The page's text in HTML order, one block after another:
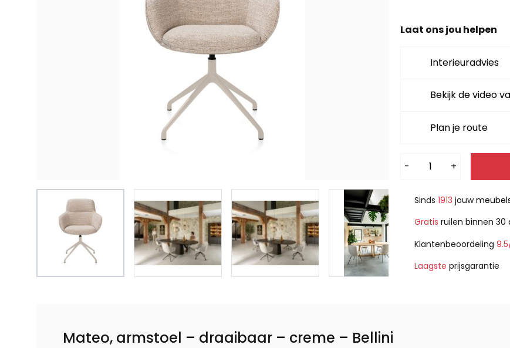
Laat ons jou helpen
Interieuradvies
Bekijk de video
Plan je route
- +
Alternative:
Sinds 1913 jouw
Gratis ruilen binnen 30
Klantenbeoordeling
Laagste prijsgarantie
Mateo, armstoel – draaibaar – creme – Bellini